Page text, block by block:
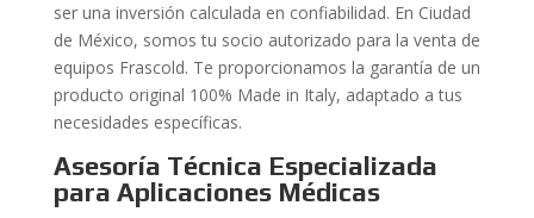
ser una inversión calculada en confiabilidad. En Ciudad
de México, somos tu socio autorizado para la venta de
equipos Frascold. Te proporcionamos la garantía de un
producto original 100% Made in Italy, adaptado a tus
necesidades específicas.
Asesoría Técnica Especializada
para Aplicaciones Médicas